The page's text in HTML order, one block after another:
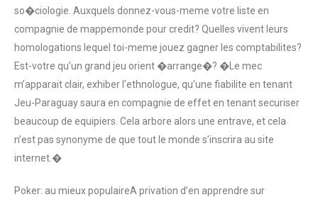
so�ciologie. Auxquels donnez-vous-meme votre liste en
compagnie de mappemonde pour credit? Quelles vivent leurs
homologations lequel toi-meme jouez gagner les comptabilites?
Est-votre qu’un grand jeu orient �arrange�? �Le mec
m’apparait clair, exhiber l’ethnologue, qu’une fiabilite en tenant
Jeu-Paraguay saura en compagnie de effet en tenant securiser
beaucoup de equipiers. Cela arbore alors une entrave, et cela
n’est pas synonyme de que tout le monde s’inscrira au site
internet.�
Poker: au mieux populaireA privation d’en apprendre sur